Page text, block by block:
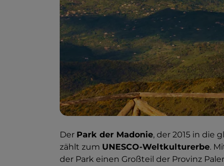
Der Park der Madonie, der 2015 in die
zählt zum UNESCO-Weltkulturerbe.
der Park einen Großteil der Provinz